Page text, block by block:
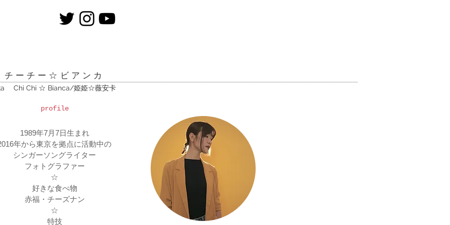
チーチー☆ビアンカ
Chi Chi ☆ Bianca/姫姫☆薇安卡
profile
1989年7月7日生まれ
年から東京を拠点に活動中の
シンガーソングライター
フォトグラファー
☆
好きな食べ物
赤福・チーズナン
☆
特技